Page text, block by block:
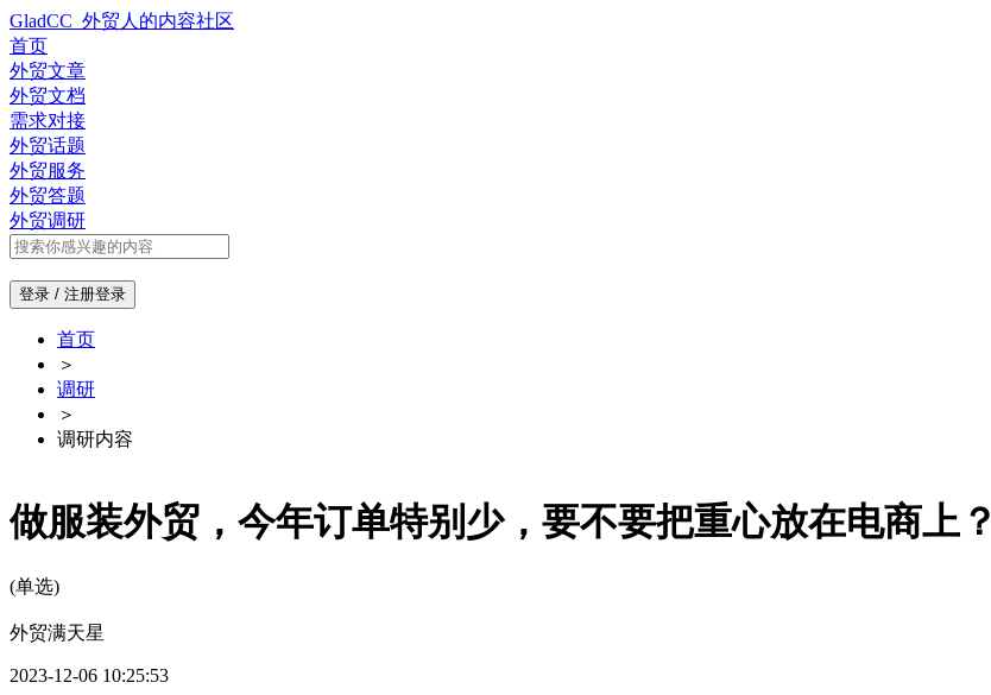
GladCC_外贸人的内容社区
首页
外贸文章
外贸文档
需求对接
外贸话题
外贸服务
外贸答题
外贸调研
登录 / 注册登录
首页
＞
调研
＞
调研内容
做服装外贸，今年订单特别少，要不要把重心放在电商上？
(单选)
外贸满天星
2023-12-06 10:25:53